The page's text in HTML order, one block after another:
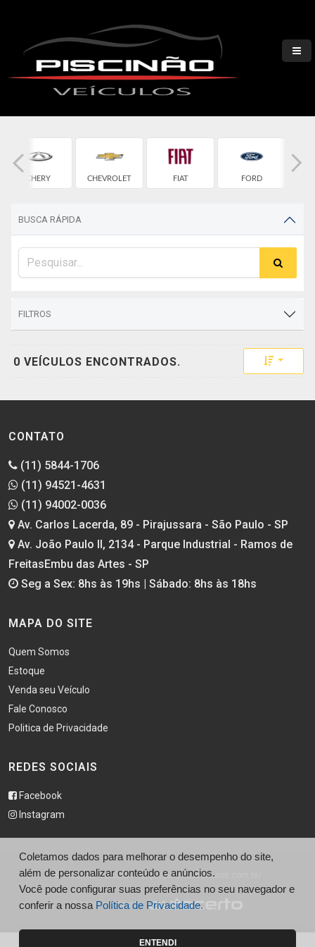
CHERY CHEVROLET FIAT FORD
BUSCA RÁPIDA
FILTROS
0 VEÍCULOS ENCONTRADOS. Toggle
CONTATO
(11) 5844-1706
(11) 94521-4631
(11) 94002-0036
Av. Carlos Lacerda, 89 - Pirajussara - São Paulo - SP
Av. João Paulo II, 2134 - Parque Industrial - Ramos de
FreitasEmbu das Artes - SP
Seg a Sex: 8hs às 19hs | Sábado: 8hs às 18hs
MAPA DO SITE
Quem Somos
Estoque
Venda seu Veículo
Fale Conosco
Politica de Privacidade
REDES SOCIAIS
Facebook
Instagram
© Piscinão Veículos - http://piscinaoveiculos.com.br/
Desenvolvido por
Coletamos dados para melhorar o desempenho do site,
além de personalizar conteúdo e anúncios.
Você pode configurar suas preferências no seu navegador e
conferir a nossa Política de Privacidade.
ENTENDI